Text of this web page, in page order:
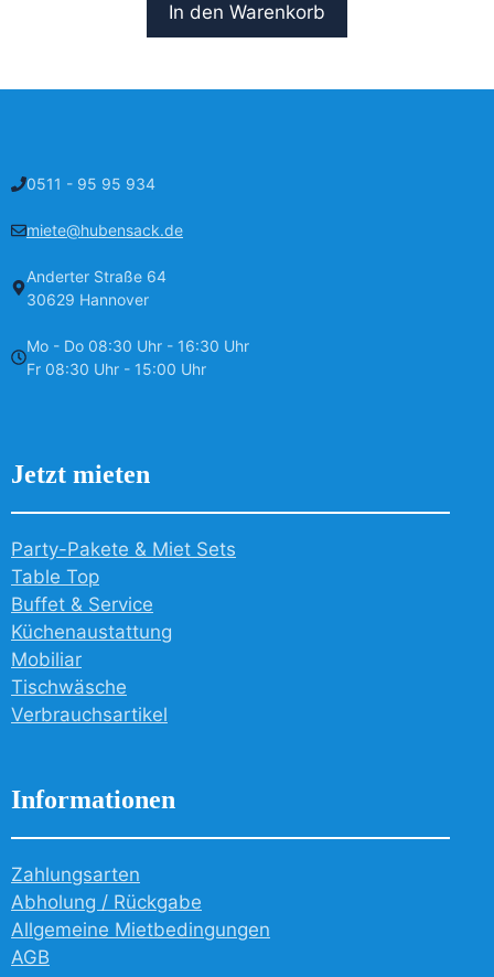
In den Warenkorb
0511 - 95 95 934
miete@hubensack.de
Anderter Straße 64
30629 Hannover
Mo - Do 08:30 Uhr - 16:30 Uhr
Fr 08:30 Uhr - 15:00 Uhr
Jetzt mieten
Party-Pakete & Miet Sets
Table Top
Buffet & Service
Küchenaustattung
Mobiliar
Tischwäsche
Verbrauchsartikel
Informationen
Zahlungsarten
Abholung / Rückgabe
Allgemeine Mietbedingungen
AGB